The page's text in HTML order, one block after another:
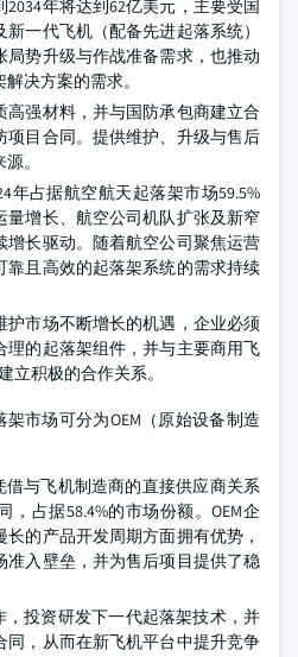
年将达到62亿美元，主要受国
一代飞机（配备先进起落系统）
局势升级与作战准备需求，也推动
决方案的需求。
高强材料，并与国防承包商建立合
项目合同。提供维护、升级与售后
。
年占据航空航天起落架市场59.5%
量增长、航空公司机队扩张及新窄
增长驱动。随着航空公司聚焦运营
靠且高效的起落架系统的需求持续
护市场不断增长的机遇，企业必须
理的起落架组件，并与主要商用飞
立积极的合作关系。
市场可分为OEM（原始设备制造
借与飞机制造商的直接供应商关系
，占据58.4%的市场份额。OEM企
的产品开发周期方面拥有优势，
准入壁垒，并为售后项目提供了稳
，投资研发下一代起落架技术，并
同，从而在新飞机平台中提升竞争